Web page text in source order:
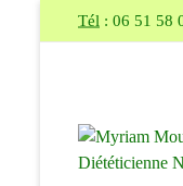
Tél : 06 51 58